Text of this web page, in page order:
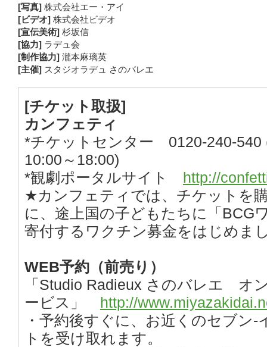
[写真] 株式会社エー・アイ
[ビデオ] 株式会社ビデオ
[宣伝美術] 杉坂信
[協力] ラデュ会
[制作協力] 瀧本麻璃英
[主催] スタジオラデュ さのバレエ
[チケット取扱]
カンフェティ
*チケットセンター 0120-240-
10:00～18:00)
*観劇ポータルサイト http://
★カンフェティでは、チケットを
に、途上国の子どもたちに「BCG
寄付するワクチン募金をはじめま
WEB予約（前売り）
「Studio Radieux さのバレエ オ
ービス」 http://
・予約後すぐに、お近くのセブン
トを受け取れます。